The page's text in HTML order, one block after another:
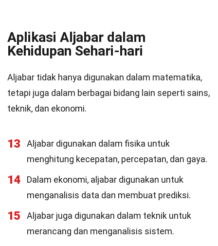
Aplikasi Aljabar dalam
Kehidupan Sehari-hari
Aljabar tidak hanya digunakan dalam matematika,
tetapi juga dalam berbagai bidang lain seperti sains,
teknik, dan ekonomi.
13
Aljabar digunakan dalam fisika untuk
menghitung kecepatan, percepatan, dan gaya.
14
Dalam ekonomi, aljabar digunakan untuk
menganalisis data dan membuat prediksi.
15
Aljabar juga digunakan dalam teknik untuk
merancang dan menganalisis sistem.